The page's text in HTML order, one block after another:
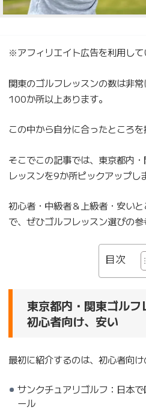
※アフィリエイト広告を利用して
関東のゴルフレッスンの数は非
100か所以上あります。
この中から自分に合ったところを
そこでこの記事では、東京都内
レッスンを9か所ピックアップし
初心者・中級者＆上級者・安い
で、ぜひゴルフレッスン選びの参
目次
東京都内・関東ゴルフ
初心者向け、安い
最初に紹介するのは、初心者向け
サンクチュアリゴルフ：日本
ール